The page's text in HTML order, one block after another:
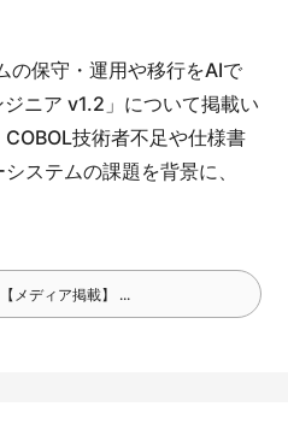
の保守・運用や移行をAIで
ニア v1.2」について掲載い
技術者不足や仕様書
ステムの課題を背景に、
メディア掲載】 ...